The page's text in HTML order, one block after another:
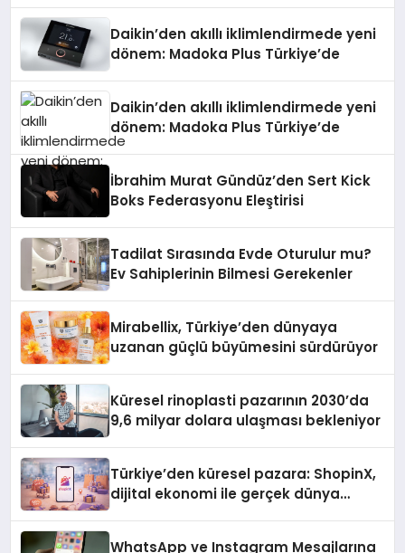
Daikin’den akıllı iklimlendirmede yeni
dönem: Madoka Plus Türkiye’de
Daikin’den akıllı iklimlendirmede yeni
dönem: Madoka Plus Türkiye’de
İbrahim Murat Gündüz’den Sert Kick
Boks Federasyonu Eleştirisi
Tadilat Sırasında Evde Oturulur mu?
Ev Sahiplerinin Bilmesi Gerekenler
Mirabellix, Türkiye’den dünyaya
uzanan güçlü büyümesini sürdürüyor
Küresel rinoplasti pazarının 2030’da
9,6 milyar dolara ulaşması bekleniyor
Türkiye’den küresel pazara: ShopinX,
dijital ekonomi ile gerçek dünya
WhatsApp ve Instagram Mesajlarına